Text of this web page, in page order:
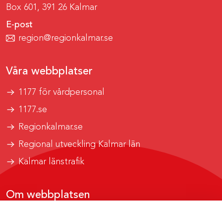
Box 601, 391 26 Kalmar
E-post
region@regionkalmar.se
Våra webbplatser
1177 för vårdpersonal
1177.se
Regionkalmar.se
Regional utveckling Kalmar län
Kalmar länstrafik
Om webbplatsen